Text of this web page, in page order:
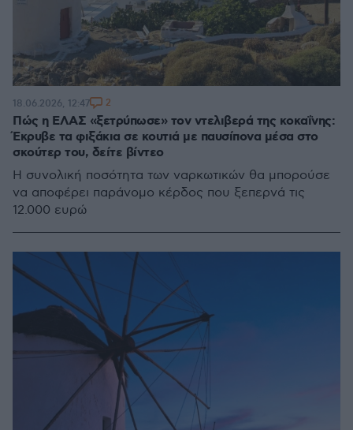
Πώς η ΕΛΑΣ «ξετρύπωσε» τον ντελιβερά της κοκαΐνης:
Έκρυβε τα φιξάκια σε κουτιά με παυσίπονα μέσα στο
σκούτερ του, δείτε βίντεο
Η συνολική ποσότητα των ναρκωτικών θα μπορούσε
να αποφέρει παράνομο κέρδος που ξεπερνά τις
12.000 ευρώ
18.06.2026, 12:47 2